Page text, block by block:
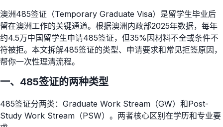
澳洲485签证（Temporary Graduate Visa）是留学生毕业后
留在澳洲工作的关键通道。根据澳洲内政部2025年数据，每年
约4.5万中国留学生申请485签证，但35%因材料不全或条件不
符被拒。本文拆解485签证的类型、申请要求和常见拒签原因，
帮你一次性理清流程。
一、485签证的两种类型
485签证分两类：Graduate Work Stream（GW）和Post-
Study Work Stream（PSW）。两者核心区别在学历和专业要